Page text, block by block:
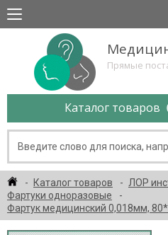
Прямые
Каталог товаров
Каталог товаров
ЛОР
Фартуки одноразовые
Фартук медицинский 0,018мм,